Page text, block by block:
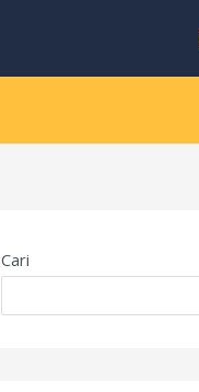
Cari